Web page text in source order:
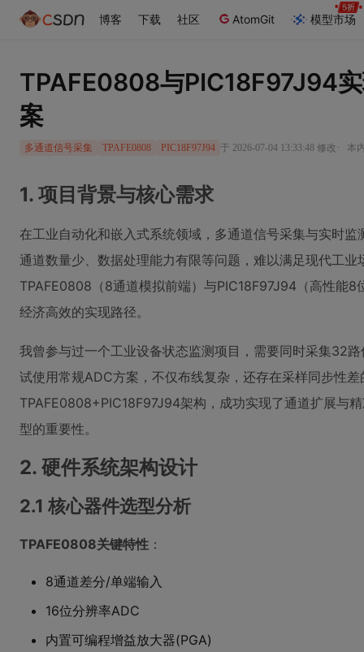
博客 下载 社区 AtomGit 模型市场
TPAFE0808与PIC18F97J94
案
多通道信号采集 TPAFE0808 PIC18F97J94 于 2026-07-04 13:33:48 修改 · 本
1. 项目背景与核心需求
在工业自动化和嵌入式系统领域，多通道信号采集与实时
通道数量少、数据处理能力有限等问题，难以满足现代工
TPAFE0808（8通道模拟前端）与PIC18F97J94（高性能
经济高效的实现路径。
我曾参与过一个工业设备状态监测项目，需要同时采集32
试使用常规ADC方案，不仅布线复杂，还存在采样同步性
TPAFE0808+PIC18F97J94架构，成功实现了通道扩展与
型的重要性。
2. 硬件系统架构设计
2.1 核心器件选型分析
TPAFE0808关键特性 ：
8通道差分/单端输入
16位分辨率ADC
内置可编程增益放大器(PGA)